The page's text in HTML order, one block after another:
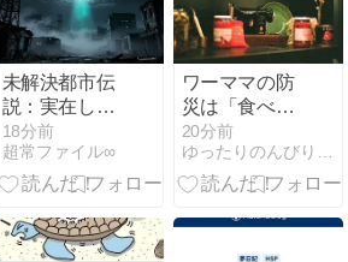
未解決都市伝
説：実在した
かもしれない
超常現象の真
相
18分前
超常ファイル∞
ワーママの防
災は「食べな
がら備える」
が正解。非常
食を時短食に
20分前
ゆったりのんびりブログ | あわただしい中でも、ゆった…